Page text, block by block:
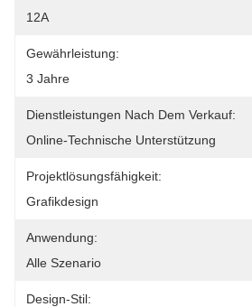
12A
Gewährleistung:
3 Jahre
Dienstleistungen Nach Dem Verkauf:
Online-Technische Unterstützung
Projektlösungsfähigkeit:
Grafikdesign
Anwendung:
Alle Szenario
Design-Stil: